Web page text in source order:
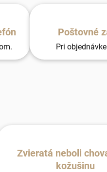
Poštovné
Pri
Zvieratá neboli
kožušinu